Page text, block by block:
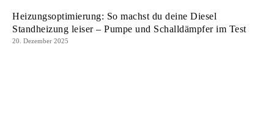
Heizungsoptimierung: So machst du deine Diesel
Standheizung leiser – Pumpe und Schalldämpfer im Test
20. Dezember 2025